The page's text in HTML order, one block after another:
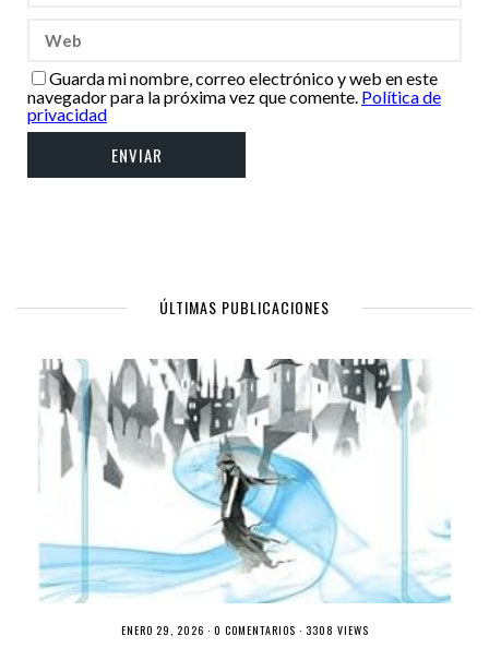
Guarda mi nombre, correo electrónico y web en este
navegador para la próxima vez que comente. Política de
privacidad
ÚLTIMAS PUBLICACIONES
ENERO 29, 2026 · 0 COMENTARIOS · 3308 VIEWS